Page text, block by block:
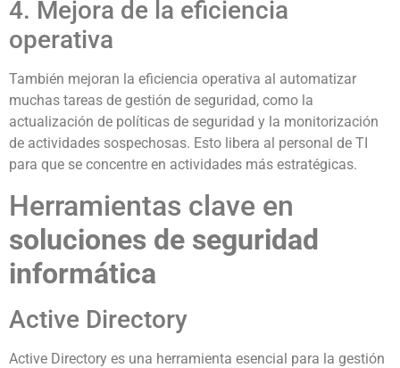
4. Mejora de la eficiencia
operativa
También mejoran la eficiencia operativa al automatizar
muchas tareas de gestión de seguridad, como la
actualización de políticas de seguridad y la monitorización
de actividades sospechosas. Esto libera al personal de TI
para que se concentre en actividades más estratégicas.
Herramientas clave en
soluciones de seguridad
informática
Active Directory
Active Directory es una herramienta esencial para la gestión